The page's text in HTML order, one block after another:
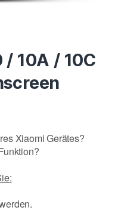
/ 10A / 10C
Xiaomi Gerätes?